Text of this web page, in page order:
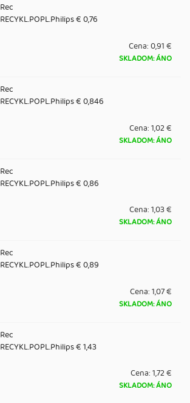
Rec
RECYKL.POPL.Philips € 0,76
Cena:0,91 €
SKLADOM: ÁNO
Rec
RECYKL.POPL.Philips € 0,846
Cena:1,02 €
SKLADOM: ÁNO
Rec
RECYKL.POPL.Philips € 0,86
Cena:1,03 €
SKLADOM: ÁNO
Rec
RECYKL.POPL.Philips € 0,89
Cena:1,07 €
SKLADOM: ÁNO
Rec
RECYKL.POPL.Philips € 1,43
Cena:1,72 €
SKLADOM: ÁNO